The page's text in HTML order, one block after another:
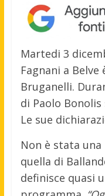
Martedi 3
Fagnani a
Bruganelli.
di Paolo
Le sue
Non è stata
quella di
definisce quasi